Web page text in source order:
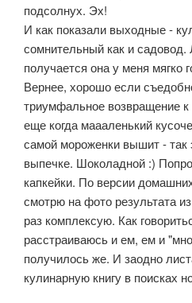
подсолнух. Эх!
И как показали выходные -
сомнительный как и
получается она у меня мягко
Вернее, хорошо если
триумфальное возвращение
еще когда маааленький
самой мороженки вышит - так
выпечке. Шоколадной :)
капкейки. По версии
смотрю на фото результата
раз комплексую. Как
расстраиваюсь и ем, ем и
получилось же. И заодно
кулинарную книгу в поисках